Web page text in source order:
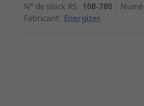
N° de stock RS: 108-780
Fabricant: Energizer